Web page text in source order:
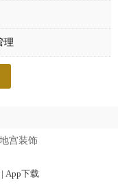
理
地宫装饰
App下载